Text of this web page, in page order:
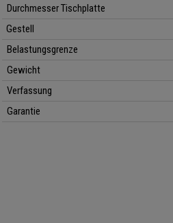
Durchmesser Tischplatte
Gestell
Belastungsgrenze
Gewicht
Verfassung
Garantie